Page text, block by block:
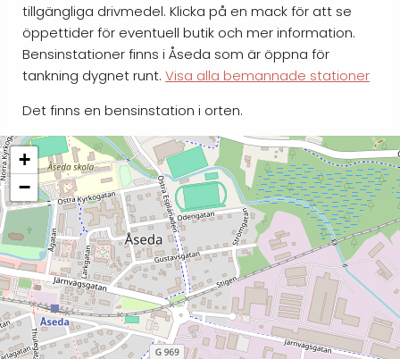
tillgängliga drivmedel. Klicka på en mack för att se
öppettider för eventuell butik och mer information.
Bensinstationer finns i Åseda som är öppna för
tankning dygnet runt. Visa alla bemannade stationer
Det finns en bensinstation i orten.
+
−